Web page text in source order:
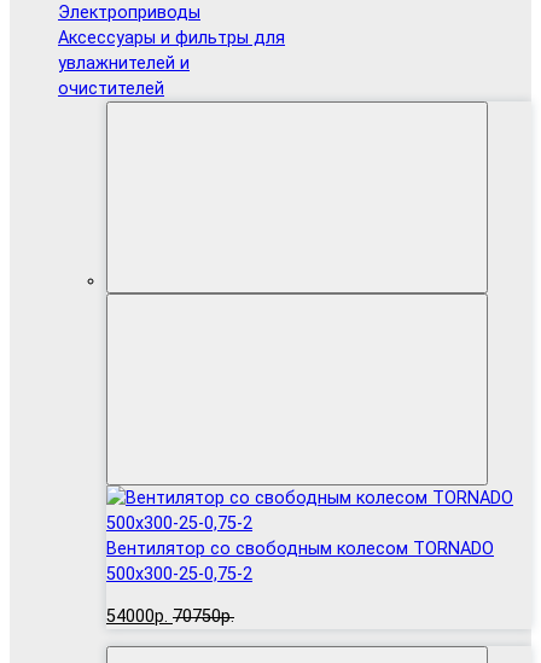
Электроприводы
Аксессуары и фильтры для
увлажнителей и
очистителей
Вентилятор cо свободным колесом TORNADO
500x300-25-0,75-2
54000р. 70750р.